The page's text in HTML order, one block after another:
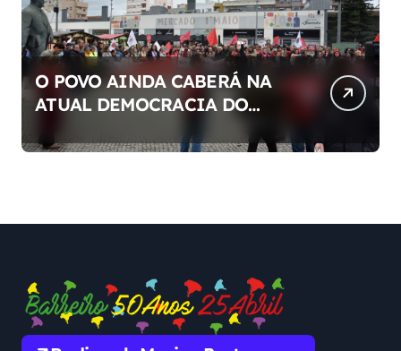
O POVO AINDA CABERÁ NA
ATUAL DEMOCRACIA DO